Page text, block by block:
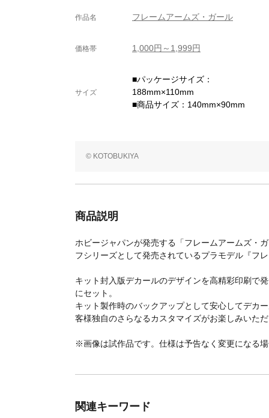
作品名 フレームアームズ・ガール
価格帯 1,000円～1,999円
サイズ
■パッケージサイズ：
188mm×110mm
■商品サイズ：140mm×90mm
© KOTOBUKIYA
商品説明
ホビージャパンが発売する「フレームアームズ・
フシリーズとして発売されているプラモデル『フ
キット封入版デカールのデザインを高精彩印刷で
にセット。
キット製作時のバックアップとして安心してデカ
客様独自のさらなるカスタマイズがお楽しみいた
※画像は試作品です。仕様は予告なく変更になる
関連キーワード